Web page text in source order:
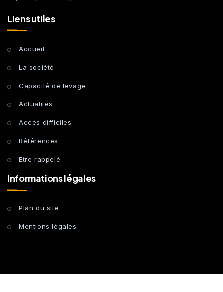
Liens utiles
Accueil
La société
Capacité de levage
Actualités
Accès difficiles
Références
Etre rappelé
Informations légales
Plan du site
Mentions légales